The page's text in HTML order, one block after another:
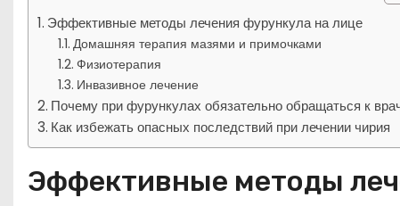
Эффективные методы лечения фурункула на лице
Домашняя терапия мазями и примочками
Физиотерапия
Инвазивное лечение
Почему при фурункулах обязательно обращаться к
Как избежать опасных последствий при лечении чирия
Эффективные методы